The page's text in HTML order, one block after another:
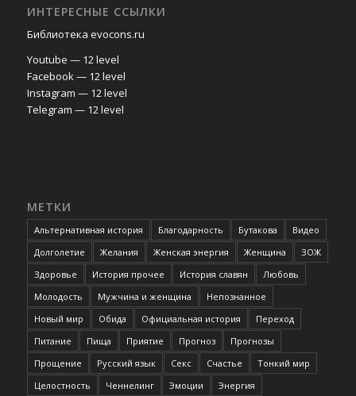
ИНТЕРЕСНЫЕ ССЫЛКИ
Библиотека evocons.ru
Youtube — 12 level
Facebook — 12 level
Instagram — 12 level
Telegram — 12 level
МЕТКИ
Альтернативная история Благодарность Бутакова
Видео
Долголетие
Желания Женская энергия Женщина
ЗОЖ
Здоровье
История прочее История славян
Любовь
Молодость
Мужчина и женщина
Непознанное
Новый мир
Обида Официальная история
Переход
Питание
Пища Приятие Прогноз
Прогнозы
Прощение
Русский язык Секс Счастье
Тонкий мир
Целостность
Ченнелинг Эмоции Энергия